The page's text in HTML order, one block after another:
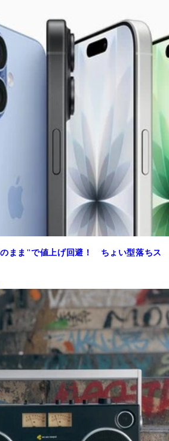
まま"で値上げ回避！ ちょい型落ちス